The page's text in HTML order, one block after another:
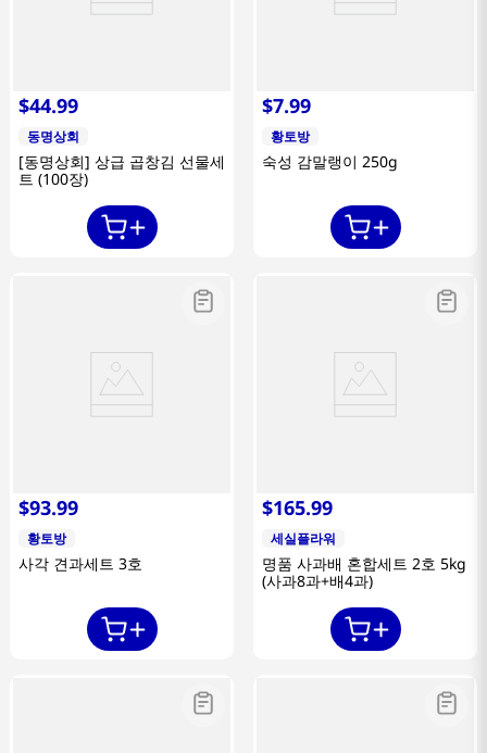
$44.99
동명상회
[동명상회] 상급 곱창김 선물세
트 (100장)
$7.99
황토방
숙성 감말랭이 250g
$93.99
황토방
사각 견과세트 3호
$165.99
세실플라워
명품 사과배 혼합세트 2호 5kg
(사과8과+배4과)